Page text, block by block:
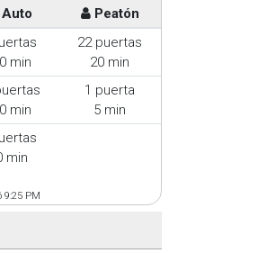
Peatón
min
22 puertas
20 min
min
1 puerta
5 min
min
PM